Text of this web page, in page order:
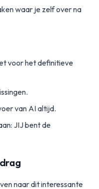
waar je zelf over na
voor het definitieve
van AI altijd.
JIJ bent de
naar dit interessante